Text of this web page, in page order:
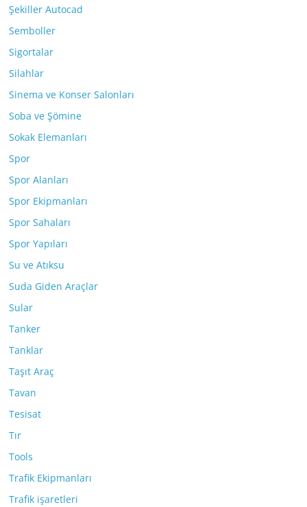
Şekiller Autocad
Semboller
Sigortalar
Silahlar
Sinema ve Konser Salonları
Soba ve Şömine
Sokak Elemanları
Spor
Spor Alanları
Spor Ekipmanları
Spor Sahaları
Spor Yapıları
Su ve Atıksu
Suda Giden Araçlar
Sular
Tanker
Tanklar
Taşıt Araç
Tavan
Tesisat
Tır
Tools
Trafik Ekipmanları
Trafik işaretleri